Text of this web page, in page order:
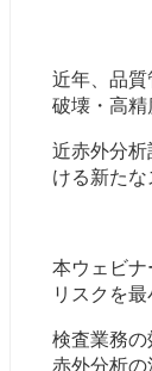
近年、品
破壊・高精
近赤外分
ける新たな
本ウェビ
リスクを最
検査業務
赤外分析の